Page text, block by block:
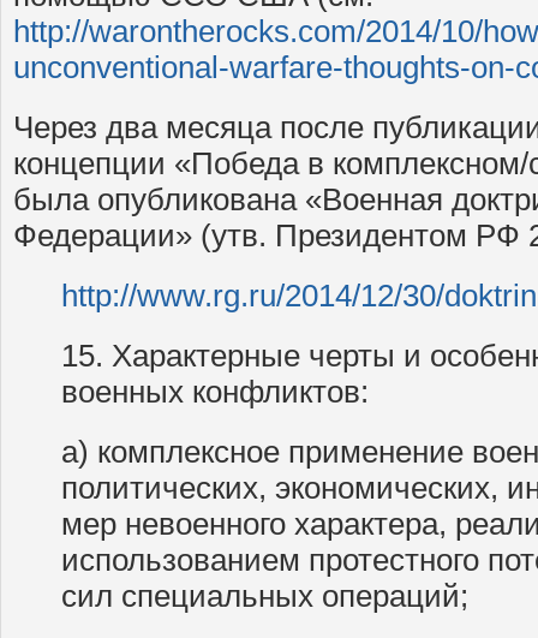
http://warontherocks.com/2014/10/
unconventional-warfare-thoughts-on-
Через два месяца после
концепции «Победа в
была опубликована «Военная
Федерации» (утв. Президентом
http://www.rg.ru/2014/12/30/
15. Характерные черты и
военных конфликтов:
а) комплексное применение
политических, экономических,
мер невоенного характера,
использованием протестного
сил специальных операций;